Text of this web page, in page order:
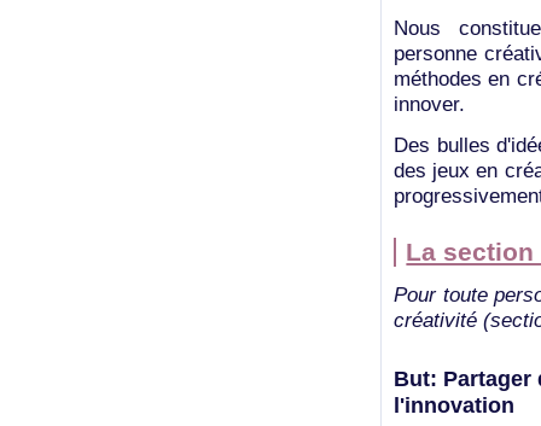
Nous
personne
méthodes en
innover.
Des bulles
des jeux en
La
Pour toute
créativité
But: Partager
l'innovation